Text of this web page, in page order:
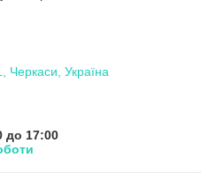
Черкаси, Україна
до 17:00